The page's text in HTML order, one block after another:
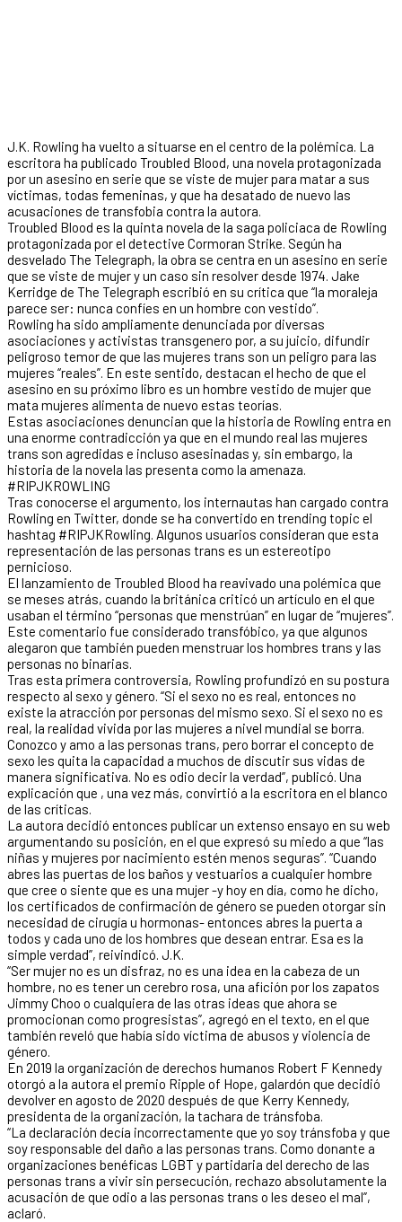
J.K. Rowling ha vuelto a situarse en el centro de la polémica. La
escritora ha publicado Troubled Blood, una novela protagonizada
por un asesino en serie que se viste de mujer para matar a sus
víctimas, todas femeninas, y que ha desatado de nuevo las
acusaciones de transfobia contra la autora.
Troubled Blood es la quinta novela de la saga policiaca de Rowling
protagonizada por el detective Cormoran Strike. Según ha
desvelado The Telegraph, la obra se centra en un asesino en serie
que se viste de mujer y un caso sin resolver desde 1974. Jake
Kerridge de The Telegraph escribió en su crítica que “la moraleja
parece ser: nunca confíes en un hombre con vestido”.
Rowling ha sido ampliamente denunciada por diversas
asociaciones y activistas transgenero por, a su juicio, difundir
peligroso temor de que las mujeres trans son un peligro para las
mujeres “reales”. En este sentido, destacan el hecho de que el
asesino en su próximo libro es un hombre vestido de mujer que
mata mujeres alimenta de nuevo estas teorías.
Estas asociaciones denuncian que la historia de Rowling entra en
una enorme contradicción ya que en el mundo real las mujeres
trans son agredidas e incluso asesinadas y, sin embargo, la
historia de la novela las presenta como la amenaza.
#RIPJKROWLING
Tras conocerse el argumento, los internautas han cargado contra
Rowling en Twitter, donde se ha convertido en trending topic el
hashtag #RIPJKRowling. Algunos usuarios consideran que esta
representación de las personas trans es un estereotipo
pernicioso.
El lanzamiento de Troubled Blood ha reavivado una polémica que
se meses atrás, cuando la británica criticó un artículo en el que
usaban el término “personas que menstrúan” en lugar de “mujeres”.
Este comentario fue considerado transfóbico, ya que algunos
alegaron que también pueden menstruar los hombres trans y las
personas no binarias.
Tras esta primera controversia, Rowling profundizó en su postura
respecto al sexo y género. “Si el sexo no es real, entonces no
existe la atracción por personas del mismo sexo. Si el sexo no es
real, la realidad vivida por las mujeres a nivel mundial se borra.
Conozco y amo a las personas trans, pero borrar el concepto de
sexo les quita la capacidad a muchos de discutir sus vidas de
manera significativa. No es odio decir la verdad”, publicó. Una
explicación que , una vez más, convirtió a la escritora en el blanco
de las críticas.
La autora decidió entonces publicar un extenso ensayo en su web
argumentando su posición, en el que expresó su miedo a que “las
niñas y mujeres por nacimiento estén menos seguras”. “Cuando
abres las puertas de los baños y vestuarios a cualquier hombre
que cree o siente que es una mujer -y hoy en día, como he dicho,
los certificados de confirmación de género se pueden otorgar sin
necesidad de cirugía u hormonas- entonces abres la puerta a
todos y cada uno de los hombres que desean entrar. Esa es la
simple verdad”, reivindicó. J.K.
“Ser mujer no es un disfraz, no es una idea en la cabeza de un
hombre, no es tener un cerebro rosa, una afición por los zapatos
Jimmy Choo o cualquiera de las otras ideas que ahora se
promocionan como progresistas”, agregó en el texto, en el que
también reveló que había sido víctima de abusos y violencia de
género.
En 2019 la organización de derechos humanos Robert F Kennedy
otorgó a la autora el premio Ripple of Hope, galardón que decidió
devolver en agosto de 2020 después de que Kerry Kennedy,
presidenta de la organización, la tachara de tránsfoba.
“La declaración decía incorrectamente que yo soy tránsfoba y que
soy responsable del daño a las personas trans. Como donante a
organizaciones benéficas LGBT y partidaria del derecho de las
personas trans a vivir sin persecución, rechazo absolutamente la
acusación de que odio a las personas trans o les deseo el mal”,
aclaró.